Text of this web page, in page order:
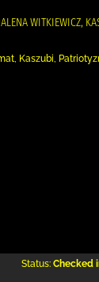
WITKIEWICZ,
Kaszubi,
Status: Checked